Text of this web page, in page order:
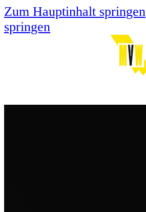
Zum Hauptinhalt springen
springen